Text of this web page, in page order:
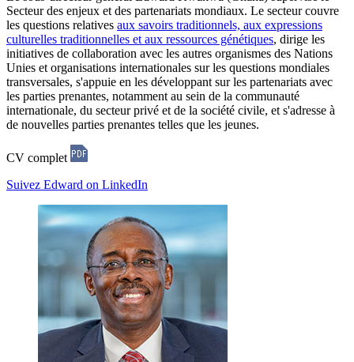
Secteur des enjeux et des partenariats mondiaux. Le secteur couvre
les questions relatives aux savoirs traditionnels, aux expressions
culturelles traditionnelles et aux ressources génétiques, dirige les
initiatives de collaboration avec les autres organismes des Nations
Unies et organisations internationales sur les questions mondiales
transversales, s'appuie en les développant sur les partenariats avec
les parties prenantes, notamment au sein de la communauté
internationale, du secteur privé et de la société civile, et s'adresse à
de nouvelles parties prenantes telles que les jeunes.
CV complet
Suivez Edward on LinkedIn